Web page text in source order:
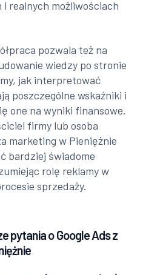
realnych możliwościach
pozwala też na
wiedzy po stronie
jak interpretować
poszczególne wskaźniki i
one na wyniki finansowe.
firmy lub osoba
marketing w Pieniężnie
bardziej świadome
rolę reklamy w
sprzedaży.
pytania o Google Ads z